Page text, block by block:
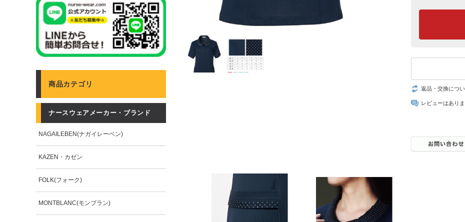
返品・交換につ
レビューはあり
商品カテゴリ
ナースウェアメーカー・ブランド
NAGAILEBEN(ナガイレーベン)
KAZEN・カゼン
FOLK(フォーク)
MONTBLANC(モンブラン)